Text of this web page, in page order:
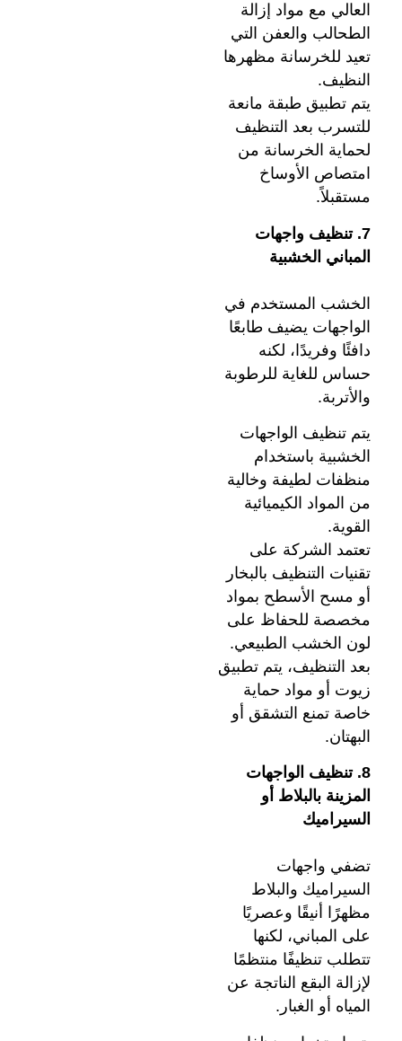
العالي مع مواد إزالة
الطحالب والعفن التي
تعيد للخرسانة مظهرها
النظيف.
يتم تطبيق طبقة مانعة
للتسرب بعد التنظيف
لحماية الخرسانة من
امتصاص الأوساخ
مستقبلاً.
7. تنظيف واجهات
المباني الخشبية
الخشب المستخدم في
الواجهات يضيف طابعًا
دافئًا وفريدًا، لكنه
حساس للغاية للرطوبة
والأتربة.
يتم تنظيف الواجهات
الخشبية باستخدام
منظفات لطيفة وخالية
من المواد الكيميائية
القوية.
تعتمد الشركة على
تقنيات التنظيف بالبخار
أو مسح الأسطح بمواد
مخصصة للحفاظ على
لون الخشب الطبيعي.
بعد التنظيف، يتم تطبيق
زيوت أو مواد حماية
خاصة تمنع التشقق أو
البهتان.
8. تنظيف الواجهات
المزينة بالبلاط أو
السيراميك
تضفي واجهات
السيراميك والبلاط
مظهرًا أنيقًا وعصريًا
على المباني، لكنها
تتطلب تنظيفًا منتظمًا
لإزالة البقع الناتجة عن
المياه أو الغبار.